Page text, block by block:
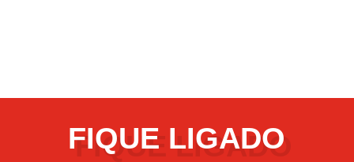
FIQUE LIGADO